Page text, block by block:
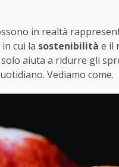
in realtà
in cui la sostenibilità e il
aiuta a ridurre gli
Vediamo come.